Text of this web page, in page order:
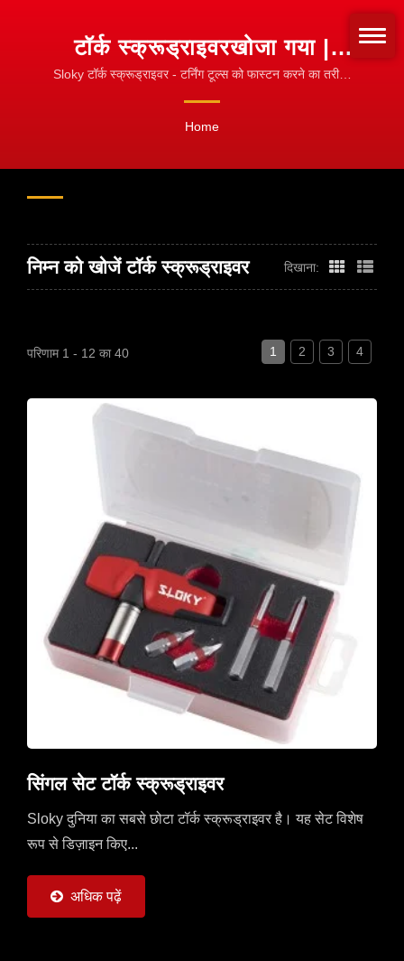
टॉर्क स्क्रूड्राइवरखोजा गया |
मशीनिंग, टर्निंग और मिलिंग के लिए
CNC टॉर्क टूल्स
Sloky टॉर्क स्क्रूड्राइवर - टर्निंग टूल्स को फास्टन करने का तरीका
Home
निम्न को खोजें टॉर्क स्क्रूड्राइवर दिखाना:
परिणाम 1 - 12 का 40 1 2 3 4
सिंगल सेट टॉर्क स्क्रूड्राइवर
Sloky दुनिया का सबसे छोटा टॉर्क स्क्रूड्राइवर है। यह सेट विशेष
रूप से डिज़ाइन किए...
अधिक पढ़ें